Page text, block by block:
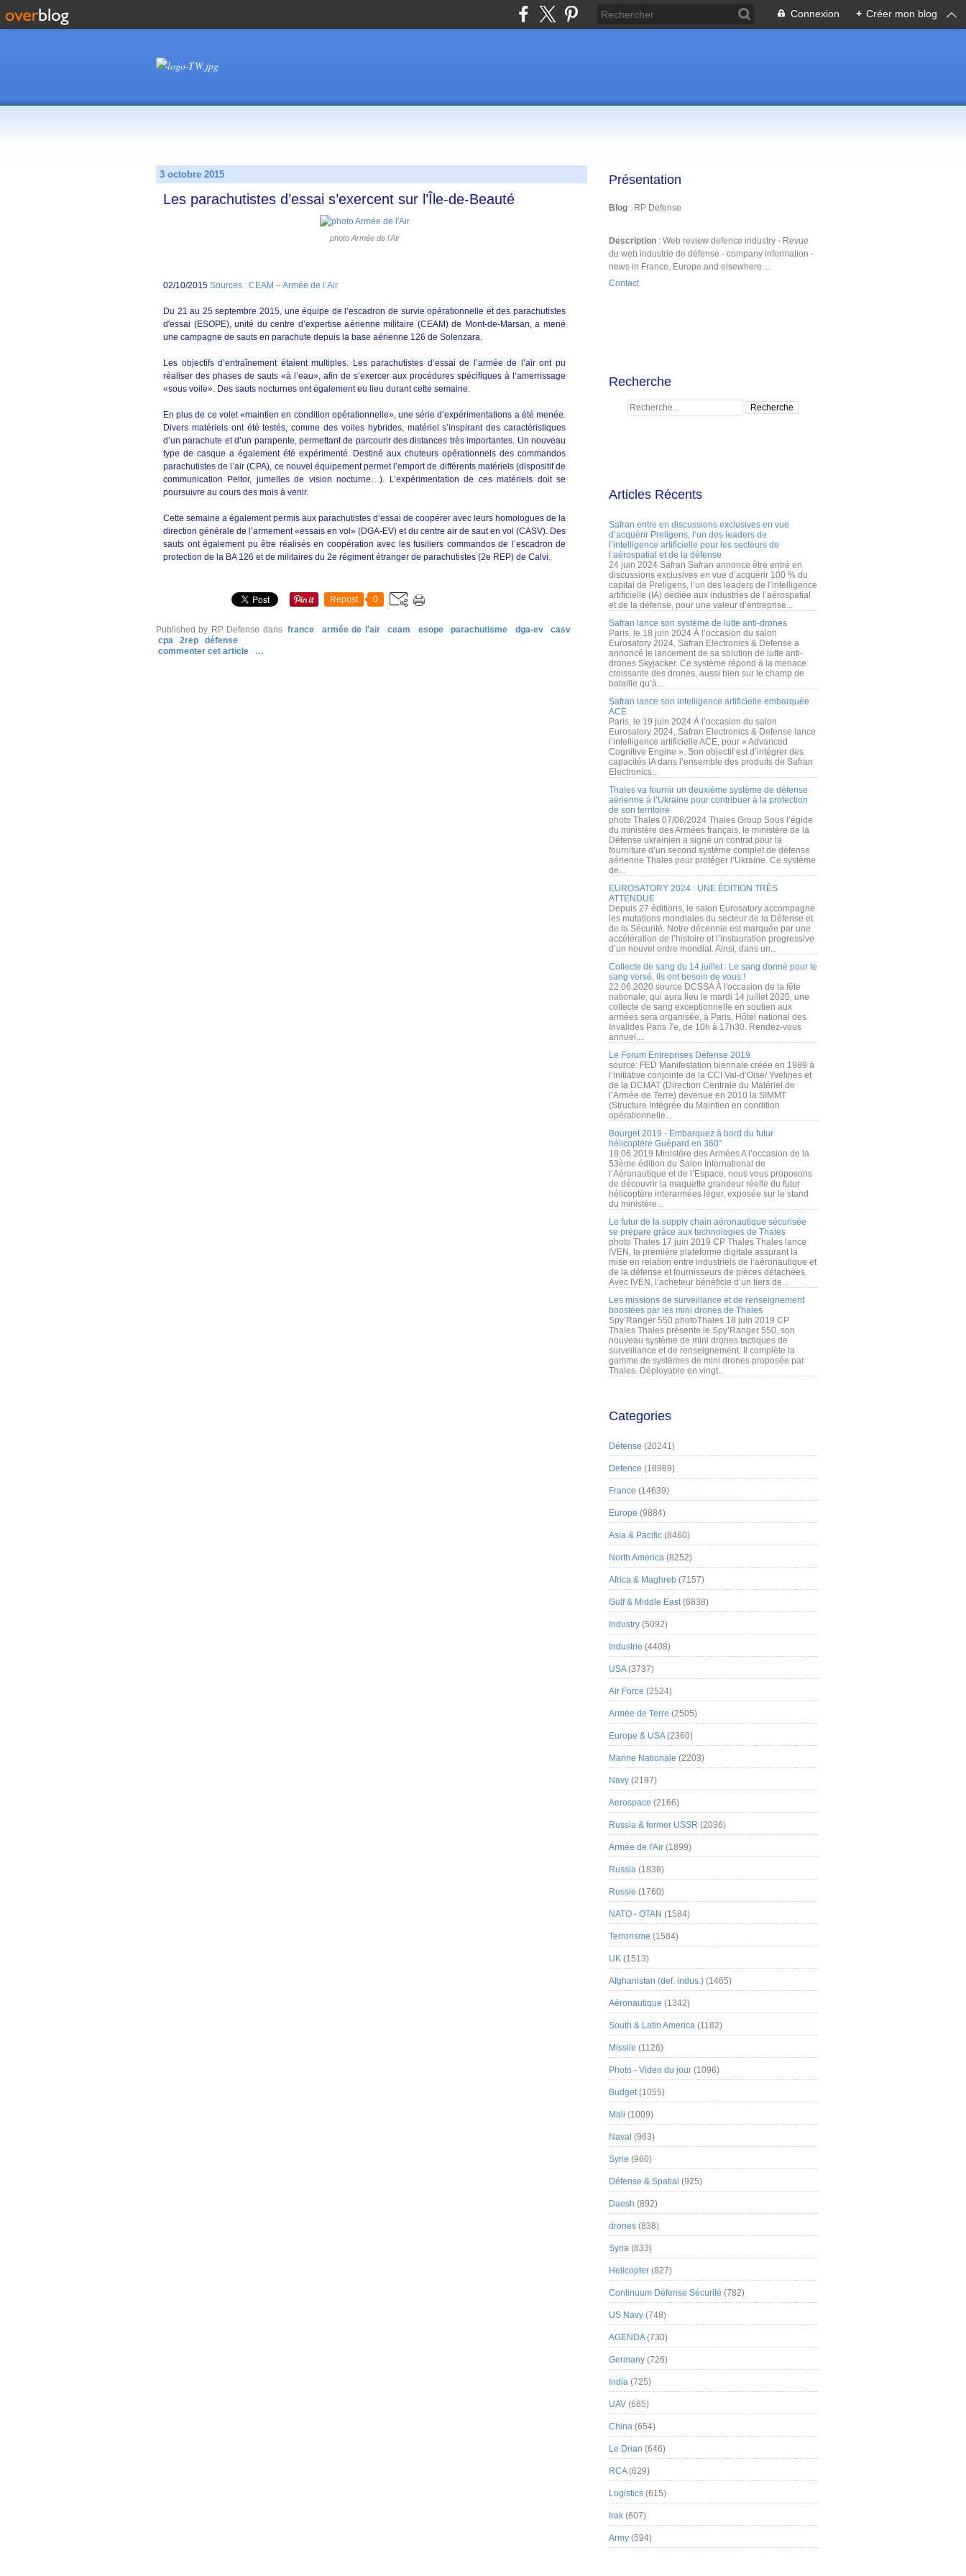
Connexion + Créer mon blog
3 octobre 2015
Les parachutistes d’essai s’exercent sur l’Île-de-Beauté
photo Armée de l'Air
02/10/2015 Sources : CEAM – Armée de l’Air
Du 21 au 25 septembre 2015, une équipe de l’escadron de survie opérationnelle et des parachutistes
d'essai (ESOPE), unité du centre d’expertise aérienne militaire (CEAM) de Mont-de-Marsan, a mené
une campagne de sauts en parachute depuis la base aérienne 126 de Solenzara.
Les objectifs d’entraînement étaient multiples. Les parachutistes d’essai de l’armée de l’air ont pu
réaliser des phases de sauts «à l’eau», afin de s’exercer aux procédures spécifiques à l’amerrissage
«sous voile». Des sauts nocturnes ont également eu lieu durant cette semaine.
En plus de ce volet «maintien en condition opérationnelle», une série d’expérimentations a été menée.
Divers matériels ont été testés, comme des voiles hybrides, matériel s’inspirant des caractéristiques
d’un parachute et d’un parapente, permettant de parcourir des distances très importantes. Un nouveau
type de casque a également été expérimenté. Destiné aux chuteurs opérationnels des commandos
parachutistes de l’air (CPA), ce nouvel équipement permet l’emport de différents matériels (dispositif de
communication Peltor, jumelles de vision nocturne…). L’expérimentation de ces matériels doit se
poursuivre au cours des mois à venir.
Cette semaine a également permis aux parachutistes d’essai de coopérer avec leurs homologues de la
direction générale de l’armement «essais en vol» (DGA-EV) et du centre air de saut en vol (CASV). Des
sauts ont également pu être réalisés en coopération avec les fusiliers commandos de l’escadron de
protection de la BA 126 et de militaires du 2e régiment étranger de parachutistes (2e REP) de Calvi.
Repost 0
Published by RP Defense dans france armée de l'air ceam esope parachutisme dga-ev
casv
cpa
2rep
défense
commenter cet article
…
Présentation
Blog : RP Defense
Description : Web review defence industry - Revue
du web industrie de défense - company information -
news in France, Europe and elsewhere ...
Contact
Recherche
Articles Récents
Safran entre en discussions exclusives en vue
d’acquérir Preligens, l’un des leaders de
l’intelligence artificielle pour les secteurs de
l’aérospatial et de la défense
24 juin 2024 Safran Safran annonce être entré en
discussions exclusives en vue d’acquérir 100 % du
capital de Preligens, l’un des leaders de l’intelligence
artificielle (IA) dédiée aux industries de l’aérospatial
et de la défense, pour une valeur d’entreprise...
Safran lance son système de lutte anti-drones
Paris, le 18 juin 2024 À l’occasion du salon
Eurosatory 2024, Safran Electronics & Defense a
annoncé le lancement de sa solution de lutte anti-
drones Skyjacker. Ce système répond à la menace
croissante des drones, aussi bien sur le champ de
bataille qu’à...
Safran lance son intelligence artificielle embarquée
ACE
Paris, le 19 juin 2024 À l’occasion du salon
Eurosatory 2024, Safran Electronics & Defense lance
l’intelligence artificielle ACE, pour « Advanced
Cognitive Engine ». Son objectif est d’intégrer des
capacités IA dans l’ensemble des produits de Safran
Electronics...
Thales va fournir un deuxième système de défense
aérienne à l’Ukraine pour contribuer à la protection
de son territoire
photo Thales 07/06/2024 Thales Group Sous l’égide
du ministère des Armées français, le ministère de la
Défense ukrainien a signé un contrat pour la
fourniture d’un second système complet de défense
aérienne Thales pour protéger l’Ukraine. Ce système
de...
EUROSATORY 2024 : UNE ÉDITION TRÈS
ATTENDUE
Depuis 27 éditions, le salon Eurosatory accompagne
les mutations mondiales du secteur de la Défense et
de la Sécurité. Notre décennie est marquée par une
accélération de l’histoire et l’instauration progressive
d’un nouvel ordre mondial. Ainsi, dans un...
Collecte de sang du 14 juillet : Le sang donné pour le
sang versé, ils ont besoin de vous !
22.06.2020 source DCSSA À l'occasion de la fête
nationale, qui aura lieu le mardi 14 juillet 2020, une
collecte de sang exceptionnelle en soutien aux
armées sera organisée, à Paris, Hôtel national des
Invalides Paris 7e, de 10h à 17h30. Rendez-vous
annuel,...
Le Forum Entreprises Défense 2019
source: FED Manifestation biennale créée en 1989 à
l’initiative conjointe de la CCI Val-d’Oise/ Yvelines et
de la DCMAT (Direction Centrale du Matériel de
l’Armée de Terre) devenue en 2010 la SIMMT
(Structure Intégrée du Maintien en condition
opérationnelle...
Bourget 2019 - Embarquez à bord du futur
hélicoptère Guépard en 360°
18.06.2019 Ministère des Armées A l’occasion de la
53ème édition du Salon International de
l’Aéronautique et de l’Espace, nous vous proposons
de découvrir la maquette grandeur réelle du futur
hélicoptère interarmées léger, exposée sur le stand
du ministère...
Le futur de la supply chain aéronautique sécurisée
se prépare grâce aux technologies de Thales
photo Thales 17 juin 2019 CP Thales Thales lance
IVEN, la première plateforme digitale assurant la
mise en relation entre industriels de l’aéronautique et
de la défense et fournisseurs de pièces détachées.
Avec IVEN, l’acheteur bénéficie d’un tiers de...
Les missions de surveillance et de renseignement
boostées par les mini drones de Thales
Spy’Ranger 550 photoThales 18 juin 2019 CP
Thales Thales présente le Spy’Ranger 550, son
nouveau système de mini drones tactiques de
surveillance et de renseignement. Il complète la
gamme de systèmes de mini drones proposée par
Thales. Déployable en vingt...
Categories
Défense (20241)
Defence (18989)
France (14639)
Europe (9884)
Asia & Pacific (8460)
North America (8252)
Africa & Maghreb (7157)
Gulf & Middle East(6838)
Industry (5092)
Industrie (4408)
USA(3737)
Air Force (2524)
Armée de Terre (2505)
Europe & USA(2360)
Marine Nationale (2203)
Navy (2197)
Aerospace (2166)
Russia & former USSR (2036)
Armée de l'Air (1899)
Russia (1838)
Russie (1760)
NATO - OTAN (1584)
Terrorisme (1584)
UK (1513)
Afghanistan (def. indus.) (1465)
Aéronautique (1342)
South & Latin America (1182)
Missile (1126)
Photo - Video du jour (1096)
Budget(1055)
Mali (1009)
Naval (963)
Syrie (960)
Défense & Spatial (925)
Daesh (892)
drones (838)
Syria (833)
Helicopter (827)
Continuum Défense Sécurité (782)
US Navy (748)
AGENDA(730)
Germany (726)
India (725)
UAV (685)
China (654)
Le Drian (646)
RCA(629)
Logistics (615)
Irak (607)
Army (594)